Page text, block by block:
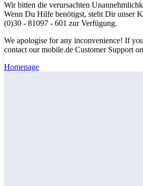
Wir bitten die verursachten
Wenn Du Hilfe benötigst, steht Dir unser
(0)30 - 81097 - 601 zur Verfügung.
We apologise for any inconvenience! If
contact our mobile.de Customer Support
Homepage